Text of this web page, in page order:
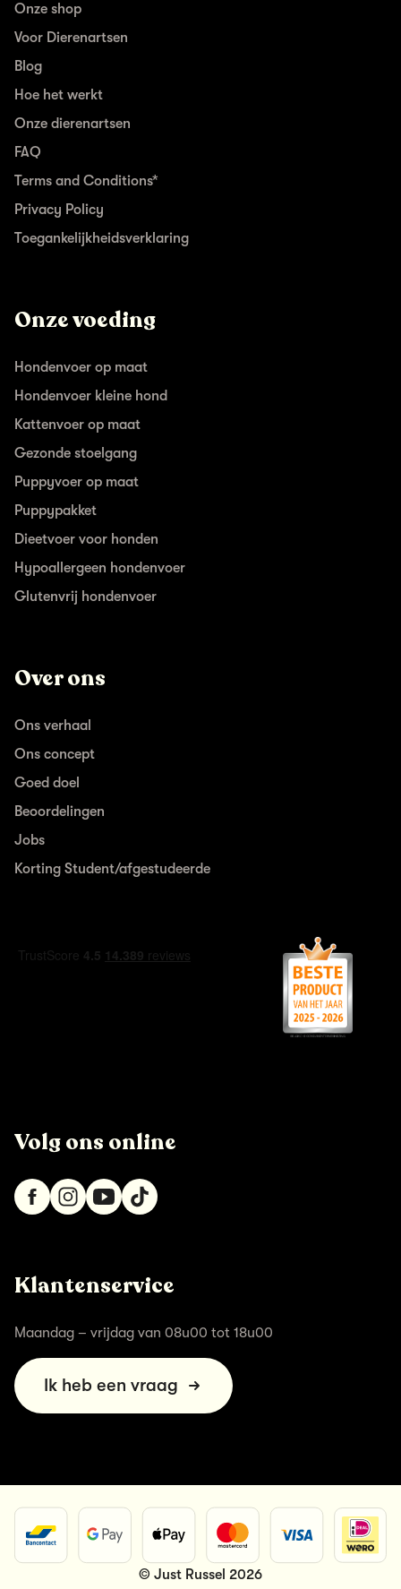
Onze shop
Voor Dierenartsen
Blog
Hoe het werkt
Onze dierenartsen
FAQ
Terms and Conditions*
Privacy Policy
Toegankelijkheidsverklaring
Onze voeding
Hondenvoer op maat
Hondenvoer kleine hond
Kattenvoer op maat
Gezonde stoelgang
Puppyvoer op maat
Puppypakket
Dieetvoer voor honden
Hypoallergeen hondenvoer
Glutenvrij hondenvoer
Over ons
Ons verhaal
Ons concept
Goed doel
Beoordelingen
Jobs
Korting Student/afgestudeerde
Volg ons online
Klantenservice
Maandag – vrijdag van 08u00 tot 18u00
Ik heb een vraag
© Just Russel 2026